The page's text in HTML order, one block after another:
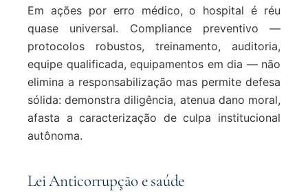
Em ações por erro médico, o hospital é réu
quase universal. Compliance preventivo —
protocolos robustos, treinamento, auditoria,
equipe qualificada, equipamentos em dia — não
elimina a responsabilização mas permite defesa
sólida: demonstra diligência, atenua dano moral,
afasta a caracterização de culpa institucional
autônoma.
Lei Anticorrupção e saúde